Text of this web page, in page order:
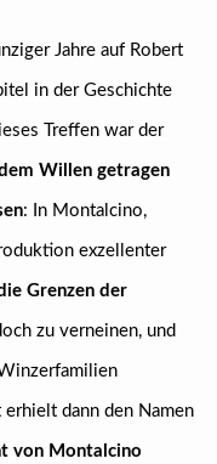
Jahre auf Robert
in der Geschichte
Treffen war der
Willen getragen
: In Montalcino,
exzellenter
Grenzen der
zu verneinen, und
dann den Namen
von Montalcino